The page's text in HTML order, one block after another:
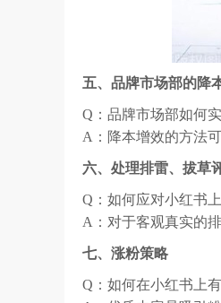
五、品牌市场部的降
Q：品牌市场部如何
A：降本增效的方法
六、处理排雷、拔草
Q：如何应对小红书
A：对于客观真实的
七、涨粉策略
Q：如何在小红书上